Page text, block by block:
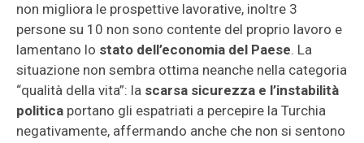
non migliora le prospettive lavorative, inoltre 3
persone su 10 non sono contente del proprio lavoro e
lamentano lo stato dell’economia del Paese. La
situazione non sembra ottima neanche nella categoria
“qualità della vita”: la scarsa sicurezza e l’instabilità
politica portano gli espatriati a percepire la Turchia
negativamente, affermando anche che non si sentono